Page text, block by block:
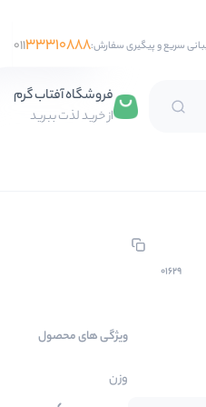
سریع و پیگیری سفارش: 01133310888
تخمه جابانی
تخمه هندوانه
فندق با پوست
فروشگاه آفتاب گرم
از خرید لذت ببرید
01629
ویژگی های محصول
وزن